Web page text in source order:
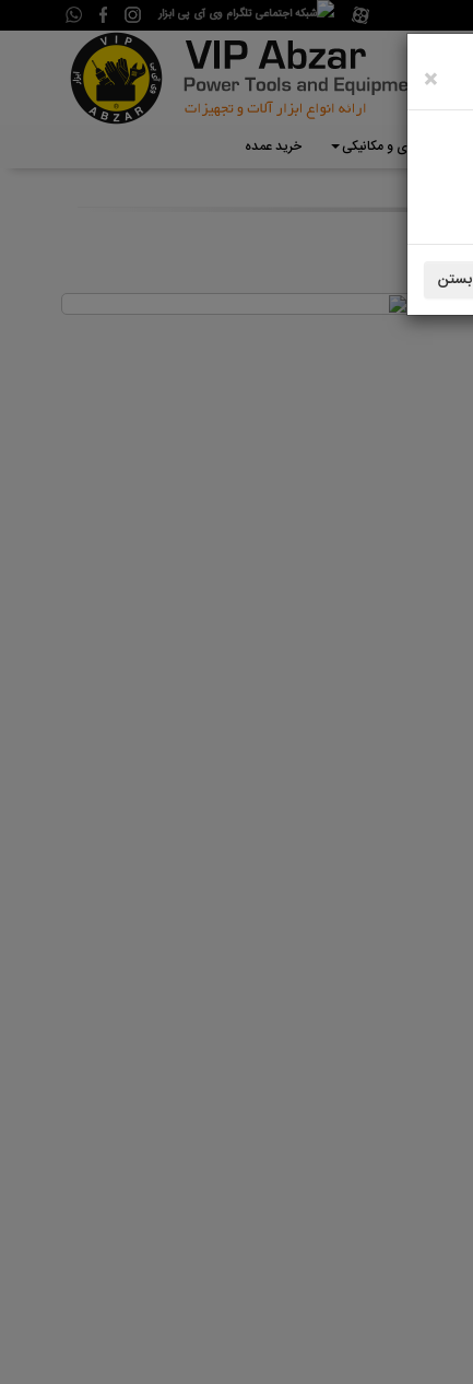
تجهیزات گاراژی و مکانیکی خرید عمده
×
بستن